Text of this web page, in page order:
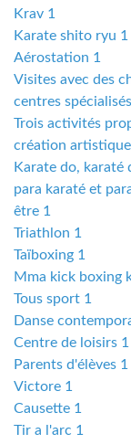
Krav 1
Karate shito ryu 1
Aérostation 1
Visites avec des
centres
Trois activités
création
Karate do, karaté
para karaté et
être 1
Triathlon 1
Taïboxing 1
Mma kick boxing
Tous sport 1
Danse
Centre de loisirs 1
Parents d'élèves 1
Victore 1
Causette 1
Tir a l'arc 1